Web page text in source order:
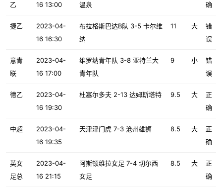
乙
16 13:00
温泉
确
捷乙
2023-04-
16 16:30
布拉格斯巴达B队 3-5 卡尔维
纳
11 大
错
误
意青
联
2023-04-
16 17:00
维罗纳青年队 3-8 亚特兰大
青年队
9 小
错
误
德乙
2023-04-
16 19:30
杜塞尔多夫 2-13 达姆斯塔特 9.5 大
正
确
中超
2023-04-
16 19:35
天津津门虎 7-3 沧州雄狮 8.5 大
正
确
英女
足总
2023-04-
16 21:15
阿斯顿维拉女足 7-4 切尔西
女足
8.5 大
正
确